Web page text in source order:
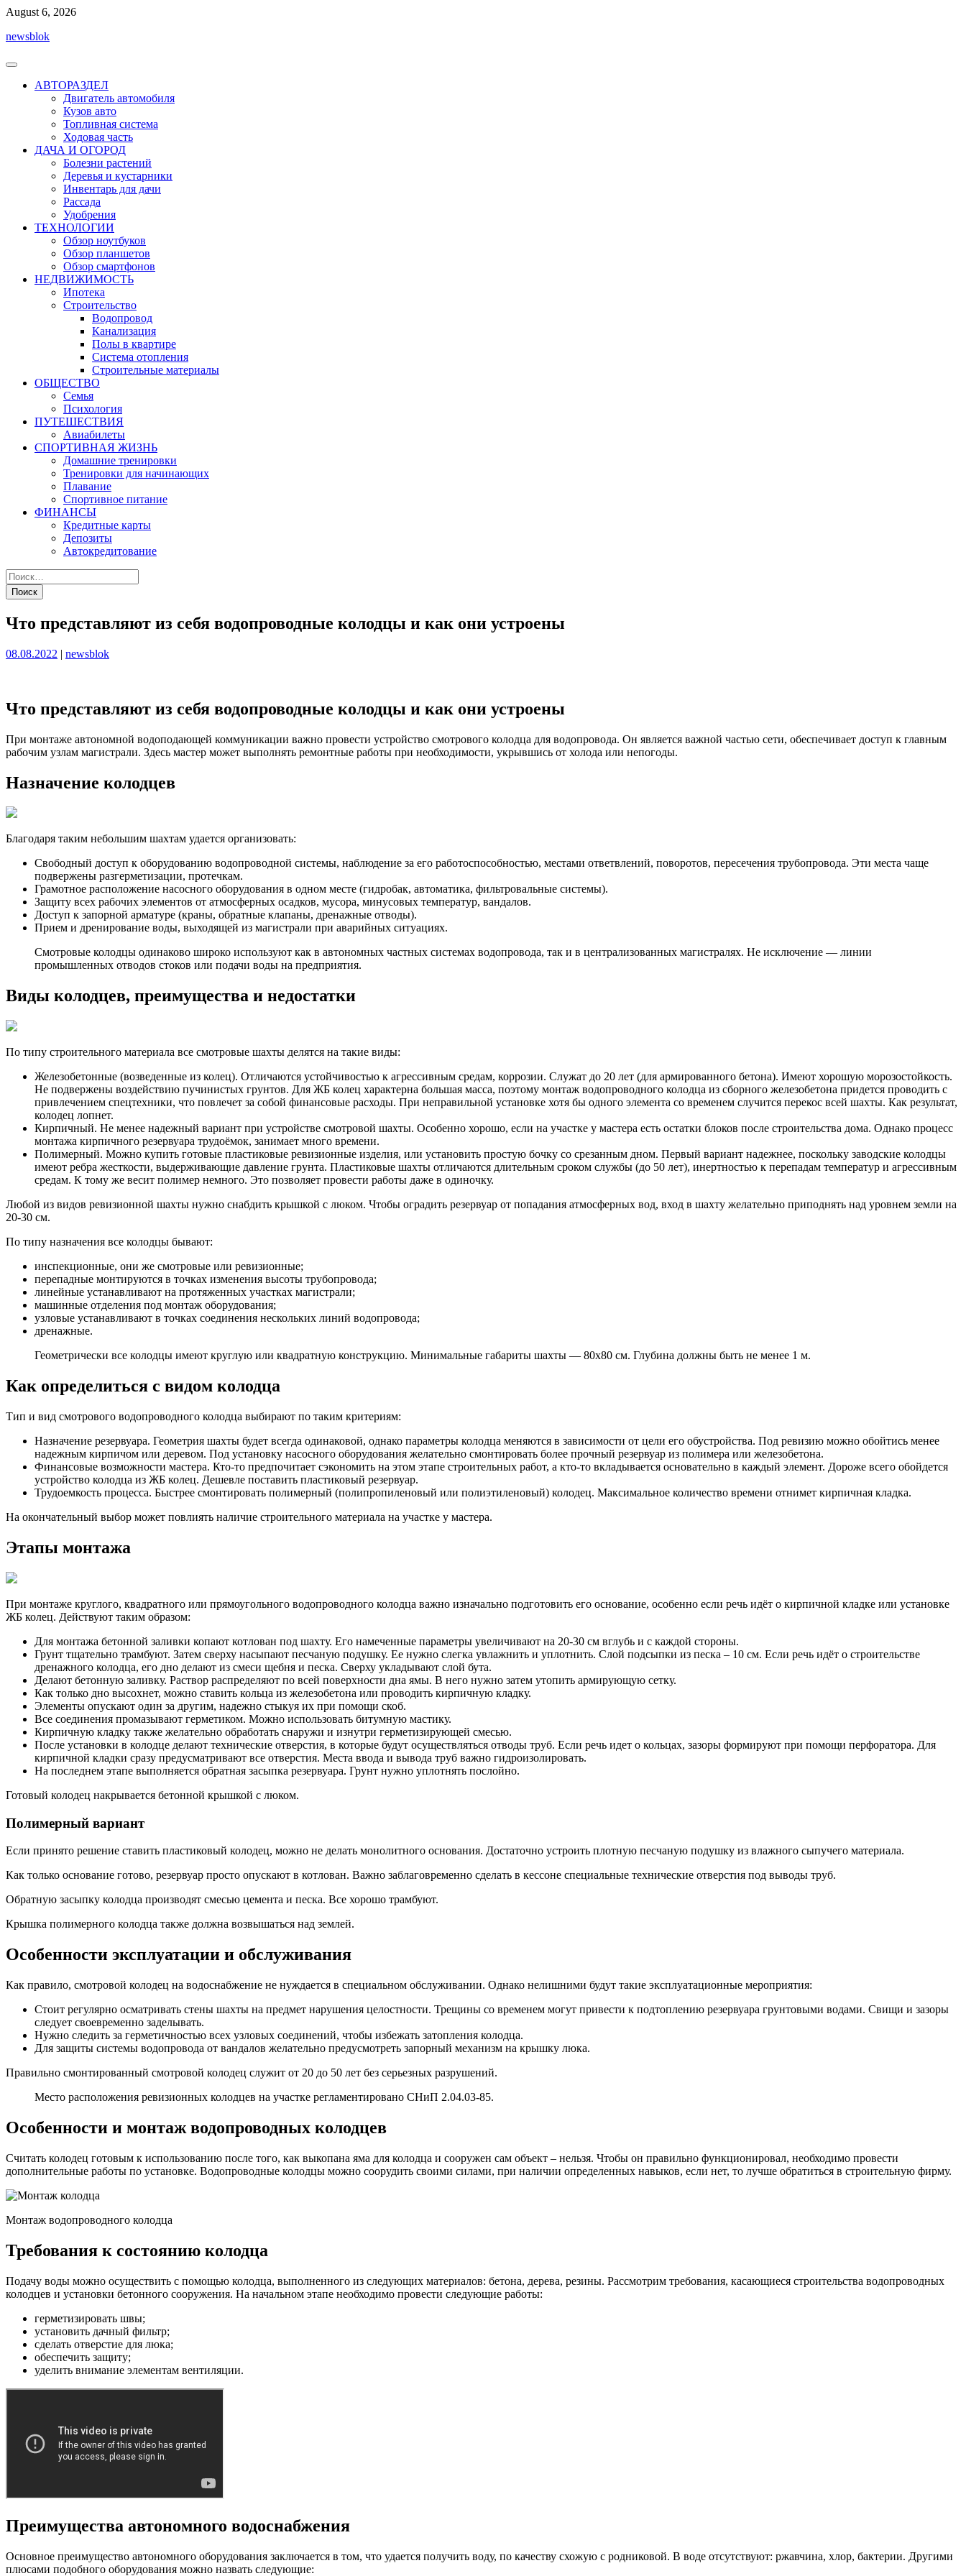
Перейти
содержимому
August 6, 2026
newsblok
АВТОРАЗДЕЛ
Двигатель автомобиля
Кузов авто
Топливная система
Ходовая часть
ДАЧА И ОГОРОД
Болезни растений
Деревья и кустарники
Инвентарь для дачи
Рассада
Удобрения
ТЕХНОЛОГИИ
Обзор ноутбуков
Обзор планшетов
Обзор смартфонов
НЕДВИЖИМОСТЬ
Ипотека
Строительство
Водопровод
Канализация
Полы в квартире
Система отопления
Строительные материалы
ОБЩЕСТВО
Семья
Психология
ПУТЕШЕСТВИЯ
Авиабилеты
СПОРТИВНАЯ ЖИЗНЬ
Домашние тренировки
Тренировки для начинающих
Плавание
Спортивное питание
ФИНАНСЫ
Кредитные карты
Депозиты
Автокредитование
Что представляют из себя водопроводные колодцы и как они устроены
Опубликовано
08.08.2022 | Опубликовано
newsblok
Что представляют из себя водопроводные колодцы и как они устроены
При монтаже автономной водоподающей коммуникации важно провести устройство смотрового колодца для водопровода. Он является важной частью сети, обеспечивает доступ к главным
рабочим узлам магистрали. Здесь мастер может выполнять ремонтные работы при необходимости, укрывшись от холода или непогоды.
Назначение колодцев
Благодаря таким небольшим шахтам удается организовать:
Свободный доступ к оборудованию водопроводной системы, наблюдение за его работоспособностью, местами ответвлений, поворотов, пересечения трубопровода. Эти места чаще
подвержены разгерметизации, протечкам.
Грамотное расположение насосного оборудования в одном месте (гидробак, автоматика, фильтровальные системы).
Защиту всех рабочих элементов от атмосферных осадков, мусора, минусовых температур, вандалов.
Доступ к запорной арматуре (краны, обратные клапаны, дренажные отводы).
Прием и дренирование воды, выходящей из магистрали при аварийных ситуациях.
Смотровые колодцы одинаково широко используют как в автономных частных системах водопровода, так и в централизованных магистралях. Не исключение — линии
промышленных отводов стоков или подачи воды на предприятия.
Виды колодцев, преимущества и недостатки
По типу строительного материала все смотровые шахты делятся на такие виды:
Железобетонные (возведенные из колец). Отличаются устойчивостью к агрессивным средам, коррозии. Служат до 20 лет (для армированного бетона). Имеют хорошую морозостойкость.
Не подвержены воздействию пучинистых грунтов. Для ЖБ колец характерна большая масса, поэтому монтаж водопроводного колодца из сборного железобетона придется проводить с
привлечением спецтехники, что повлечет за собой финансовые расходы. При неправильной установке хотя бы одного элемента со временем случится перекос всей шахты. Как результат,
колодец лопнет.
Кирпичный. Не менее надежный вариант при устройстве смотровой шахты. Особенно хорошо, если на участке у мастера есть остатки блоков после строительства дома. Однако процесс
монтажа кирпичного резервуара трудоёмок, занимает много времени.
Полимерный. Можно купить готовые пластиковые ревизионные изделия, или установить простую бочку со срезанным дном. Первый вариант надежнее, поскольку заводские колодцы
имеют ребра жесткости, выдерживающие давление грунта. Пластиковые шахты отличаются длительным сроком службы (до 50 лет), инертностью к перепадам температур и агрессивным
средам. К тому же весит полимер немного. Это позволяет провести работы даже в одиночку.
Любой из видов ревизионной шахты нужно снабдить крышкой с люком. Чтобы оградить резервуар от попадания атмосферных вод, вход в шахту желательно приподнять над уровнем земли на
20-30 см.
По типу назначения все колодцы бывают:
инспекционные, они же смотровые или ревизионные;
перепадные монтируются в точках изменения высоты трубопровода;
линейные устанавливают на протяженных участках магистрали;
машинные отделения под монтаж оборудования;
узловые устанавливают в точках соединения нескольких линий водопровода;
дренажные.
Геометрически все колодцы имеют круглую или квадратную конструкцию. Минимальные габариты шахты — 80х80 см. Глубина должны быть не менее 1 м.
Как определиться с видом колодца
Тип и вид смотрового водопроводного колодца выбирают по таким критериям:
Назначение резервуара. Геометрия шахты будет всегда одинаковой, однако параметры колодца меняются в зависимости от цели его обустройства. Под ревизию можно обойтись менее
надежным кирпичом или деревом. Под установку насосного оборудования желательно смонтировать более прочный резервуар из полимера или железобетона.
Финансовые возможности мастера. Кто-то предпочитает сэкономить на этом этапе строительных работ, а кто-то вкладывается основательно в каждый элемент. Дороже всего обойдется
устройство колодца из ЖБ колец. Дешевле поставить пластиковый резервуар.
Трудоемкость процесса. Быстрее смонтировать полимерный (полипропиленовый или полиэтиленовый) колодец. Максимальное количество времени отнимет кирпичная кладка.
На окончательный выбор может повлиять наличие строительного материала на участке у мастера.
Этапы монтажа
При монтаже круглого, квадратного или прямоугольного водопроводного колодца важно изначально подготовить его основание, особенно если речь идёт о кирпичной кладке или установке
ЖБ колец. Действуют таким образом:
Для монтажа бетонной заливки копают котлован под шахту. Его намеченные параметры увеличивают на 20-30 см вглубь и с каждой стороны.
Грунт тщательно трамбуют. Затем сверху насыпают песчаную подушку. Ее нужно слегка увлажнить и уплотнить. Слой подсыпки из песка – 10 см. Если речь идёт о строительстве
дренажного колодца, его дно делают из смеси щебня и песка. Сверху укладывают слой бута.
Делают бетонную заливку. Раствор распределяют по всей поверхности дна ямы. В него нужно затем утопить армирующую сетку.
Как только дно высохнет, можно ставить кольца из железобетона или проводить кирпичную кладку.
Элементы опускают один за другим, надежно стыкуя их при помощи скоб.
Все соединения промазывают герметиком. Можно использовать битумную мастику.
Кирпичную кладку также желательно обработать снаружи и изнутри герметизирующей смесью.
После установки в колодце делают технические отверстия, в которые будут осуществляться отводы труб. Если речь идет о кольцах, зазоры формируют при помощи перфоратора. Для
кирпичной кладки сразу предусматривают все отверстия. Места ввода и вывода труб важно гидроизолировать.
На последнем этапе выполняется обратная засыпка резервуара. Грунт нужно уплотнять послойно.
Готовый колодец накрывается бетонной крышкой с люком.
Полимерный вариант
Если принято решение ставить пластиковый колодец, можно не делать монолитного основания. Достаточно устроить плотную песчаную подушку из влажного сыпучего материала.
Как только основание готово, резервуар просто опускают в котлован. Важно заблаговременно сделать в кессоне специальные технические отверстия под выводы труб.
Обратную засыпку колодца производят смесью цемента и песка. Все хорошо трамбуют.
Крышка полимерного колодца также должна возвышаться над землей.
Особенности эксплуатации и обслуживания
Как правило, смотровой колодец на водоснабжение не нуждается в специальном обслуживании. Однако нелишними будут такие эксплуатационные мероприятия:
Стоит регулярно осматривать стены шахты на предмет нарушения целостности. Трещины со временем могут привести к подтоплению резервуара грунтовыми водами. Свищи и зазоры
следует своевременно заделывать.
Нужно следить за герметичностью всех узловых соединений, чтобы избежать затопления колодца.
Для защиты системы водопровода от вандалов желательно предусмотреть запорный механизм на крышку люка.
Правильно смонтированный смотровой колодец служит от 20 до 50 лет без серьезных разрушений.
Место расположения ревизионных колодцев на участке регламентировано СНиП 2.04.03-85.
Особенности и монтаж водопроводных колодцев
Считать колодец готовым к использованию после того, как выкопана яма для колодца и сооружен сам объект – нельзя. Чтобы он правильно функционировал, необходимо провести
дополнительные работы по установке. Водопроводные колодцы можно соорудить своими силами, при наличии определенных навыков, если нет, то лучше обратиться в строительную фирму.
Монтаж водопроводного колодца
Требования к состоянию колодца
Подачу воды можно осуществить с помощью колодца, выполненного из следующих материалов: бетона, дерева, резины. Рассмотрим требования, касающиеся строительства водопроводных
колодцев и установки бетонного сооружения. На начальном этапе необходимо провести следующие работы:
герметизировать швы;
установить дачный фильтр;
сделать отверстие для люка;
обеспечить защиту;
уделить внимание элементам вентиляции.
Преимущества автономного водоснабжения
Основное преимущество автономного оборудования заключается в том, что удается получить воду, по качеству схожую с родниковой. В воде отсутствуют: ржавчина, хлор, бактерии. Другими
плюсами подобного оборудования можно назвать следующие: